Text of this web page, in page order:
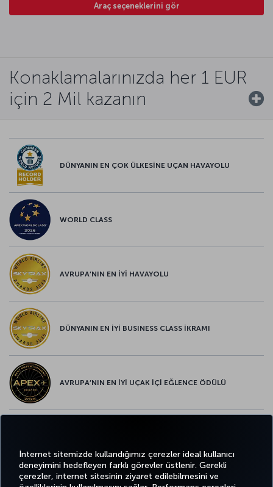
İnternet sitemizde kullandığımız çerezler ideal kullanıcı
deneyimini hedefleyen farklı görevler üstlenir. Gerekli
çerezler, internet sitesinin ziyaret edilebilmesini ve
Araç seçeneklerini gör
Konaklamalarınızda her 1 EUR
için 2 Mil kazanın
DÜNYANIN EN ÇOK ÜLKESİNE UÇAN HAVAYOLU
WORLD CLASS
AVRUPA’NIN EN İYİ HAVAYOLU
DÜNYANIN EN İYİ BUSINESS CLASS İKRAMI
AVRUPA’NIN EN İYİ UÇAK İÇİ EĞLENCE ÖDÜLÜ